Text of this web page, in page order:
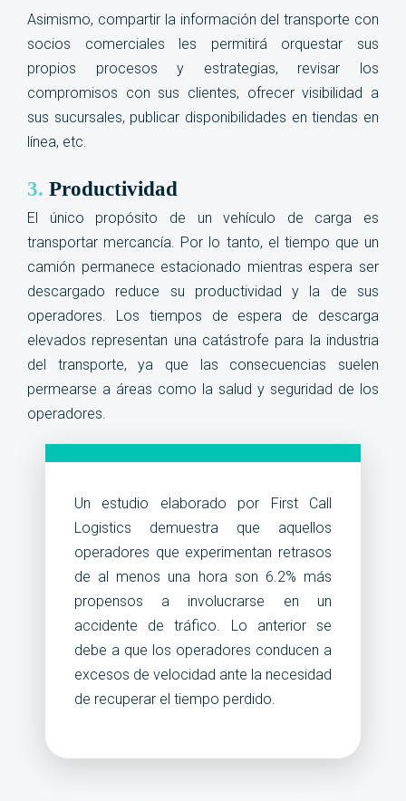
Asimismo, compartir la información del transporte con
socios comerciales les permitirá orquestar sus
propios procesos y estrategias, revisar los
compromisos con sus clientes, ofrecer visibilidad a
sus sucursales, publicar disponibilidades en tiendas en
línea, etc.
3. Productividad
El único propósito de un vehículo de carga es
transportar mercancía. Por lo tanto, el tiempo que un
camión permanece estacionado mientras espera ser
descargado reduce su productividad y la de sus
operadores. Los tiempos de espera de descarga
elevados representan una catástrofe para la industria
del transporte, ya que las consecuencias suelen
permearse a áreas como la salud y seguridad de los
operadores.
Un estudio elaborado por First Call
Logistics demuestra que aquellos
operadores que experimentan retrasos
de al menos una hora son 6.2% más
propensos a involucrarse en un
accidente de tráfico. Lo anterior se
debe a que los operadores conducen a
excesos de velocidad ante la necesidad
de recuperar el tiempo perdido.